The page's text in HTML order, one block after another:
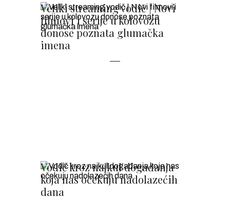
Veliki streaming vodič | Novi
filmovi i serije u kolovozu
donose poznata glumačka
imena
Vodič kroz najkul događanja
koja nas očekuju nadolazećih
dana